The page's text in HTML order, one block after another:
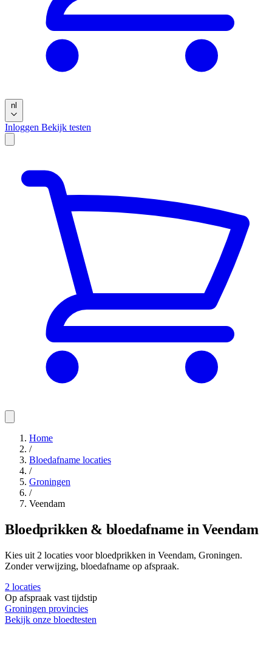
nl
Inloggen Bekijk testen
Home
/
Bloedafname locaties
/
Groningen
/
Veendam
Bloedprikken & bloedafname in Veendam
Kies uit 2 locaties voor bloedprikken in Veendam, Groningen.
Zonder verwijzing, bloedafname op afspraak.
2 locaties
Op afspraak vast tijdstip
Groningen provincies
Bekijk onze bloedtesten